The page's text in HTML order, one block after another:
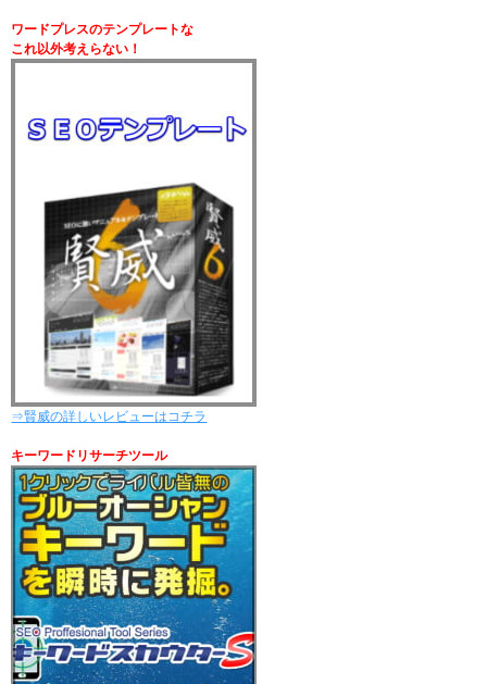
ワードプレスのテンプレートな
これ以外考えらない！
⇒賢威の詳しいレビューはコチラ
キーワードリサーチツール